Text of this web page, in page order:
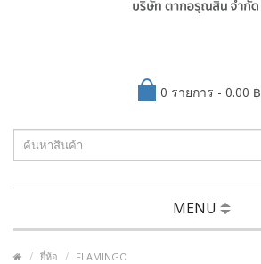
0 รายการ - 0.00 ฿
MENU
ยี่ห้อ FLAMINGO